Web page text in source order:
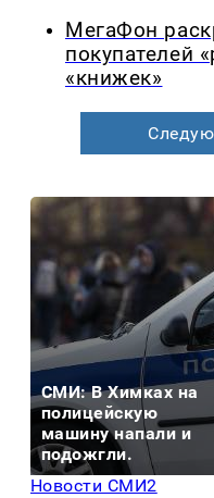
МегаФон
покупателей
«книжек»
СМИ: В Химках на
полицейскую
машину напали и
подожгли.
Новости СМИ2